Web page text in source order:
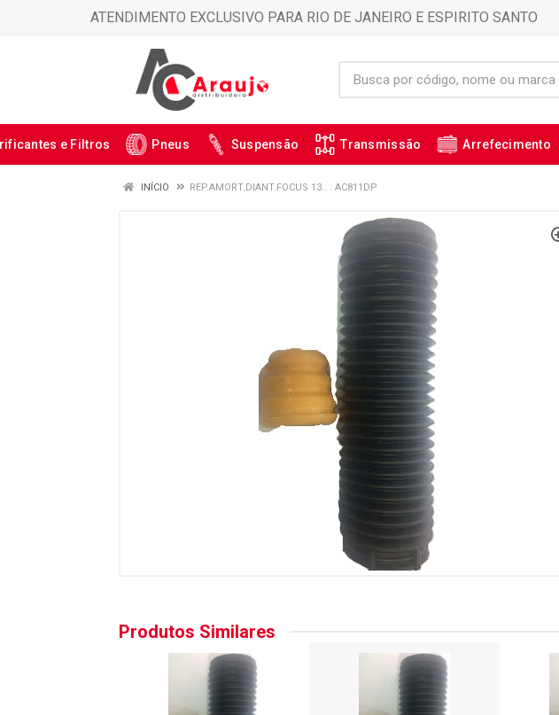
ATENDIMENTO EXCLUSIVO PARA RIO DE JANEIRO E ESPIRITO SANTO
e Filtros Pneus Suspensão Transmissão Arrefecimento
INÍCIO REP.AMORT.DIANT.FOCUS 13.. : AC811DP
Produtos Similares